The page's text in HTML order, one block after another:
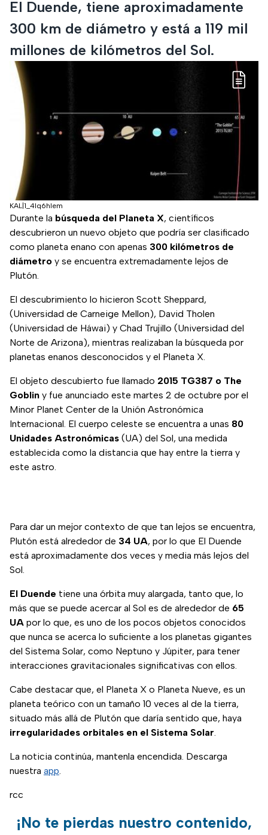
El Duende, tiene aproximadamente
300 km de diámetro y está a 119 mil
millones de kilómetros del Sol.
KAL|1_4lq6hlem
Durante la búsqueda del Planeta X, científicos
descubrieron un nuevo objeto que podría ser clasificado
como planeta enano con apenas 300 kilómetros de
diámetro y se encuentra extremadamente lejos de
Plutón.
El descubrimiento lo hicieron Scott Sheppard,
(Universidad de Carneige Mellon), David Tholen
(Universidad de Háwai) y Chad Trujillo (Universidad del
Norte de Arizona), mientras realizaban la búsqueda por
planetas enanos desconocidos y el Planeta X.
El objeto descubierto fue llamado 2015 TG387 o The
Goblin y fue anunciado este martes 2 de octubre por el
Minor Planet Center de la Unión Astronómica
Internacional. El cuerpo celeste se encuentra a unas 80
Unidades Astronómicas (UA) del Sol, una medida
establecida como la distancia que hay entre la tierra y
este astro.
Para dar un mejor contexto de que tan lejos se encuentra,
Plutón está alrededor de 34 UA, por lo que El Duende
está aproximadamente dos veces y media más lejos del
Sol.
El Duende tiene una órbita muy alargada, tanto que, lo
más que se puede acercar al Sol es de alrededor de 65
UA por lo que, es uno de los pocos objetos conocidos
que nunca se acerca lo suficiente a los planetas gigantes
del Sistema Solar, como Neptuno y Júpiter, para tener
interacciones gravitacionales significativas con ellos.
Cabe destacar que, el Planeta X o Planeta Nueve, es un
planeta teórico con un tamaño 10 veces al de la tierra,
situado más allá de Plutón que daría sentido que, haya
irregularidades orbitales en el Sistema Solar.
La noticia continúa, mantenla encendida. Descarga
nuestra app.
rcc
¡No te pierdas nuestro contenido,